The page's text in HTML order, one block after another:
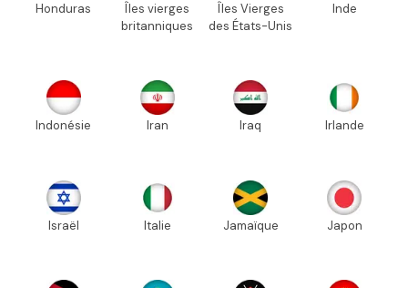
Honduras
Îles vierges
britanniques
Îles Vierges
des États-Unis
Inde
Indonésie Iran Iraq Irlande
Israël Italie Jamaïque Japon